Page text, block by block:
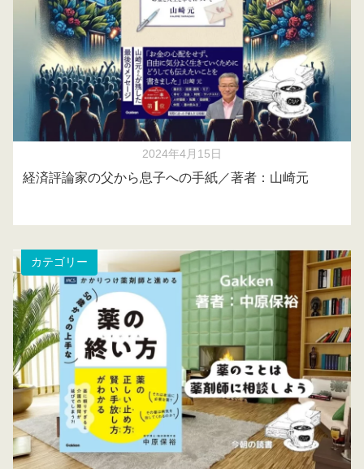
2024年4月15日
経済評論家の父から息子への手紙／著者：山崎元
カテゴリー